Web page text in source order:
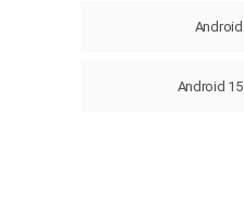
Android
Android 15